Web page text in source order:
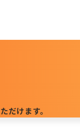
だけます。